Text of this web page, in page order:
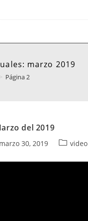
marzo 2019
> Página 2
del 2019
marzo 30, 2019
Categoría
la
video